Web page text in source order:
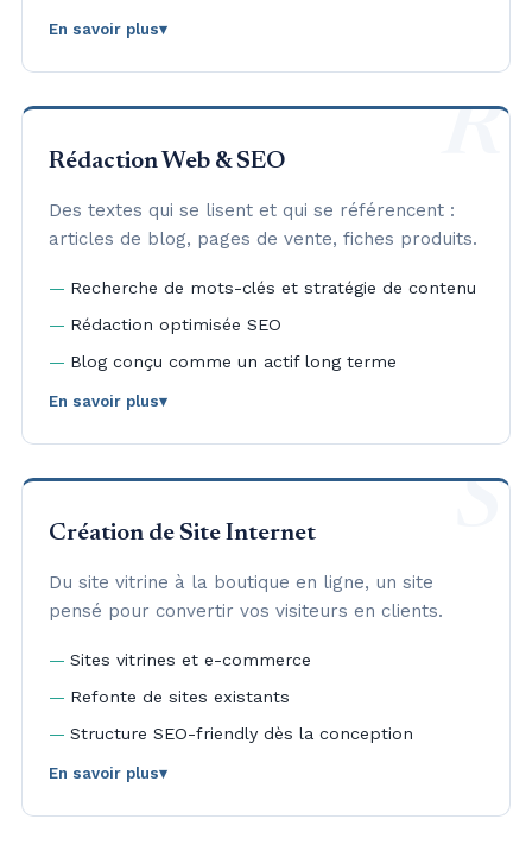
En savoir plus▾
Intervention 100% à distance : reporting mensuel,
R
Rédaction Web & SEO
Des textes qui se lisent et qui se référencent :
articles de blog, pages de vente, fiches produits.
Recherche de mots-clés et stratégie de contenu
Rédaction optimisée SEO
Blog conçu comme un actif long terme
En savoir plus▾
Brief, livraison et échanges entièrement en ligne —
S
Création de Site Internet
Du site vitrine à la boutique en ligne, un site
pensé pour convertir vos visiteurs en clients.
Sites vitrines et e-commerce
Refonte de sites existants
Structure SEO-friendly dès la conception
En savoir plus▾
De la maquette à la mise en ligne, un suivi de